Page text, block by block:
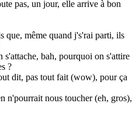
pas, un jour, elle arrive à bon
que, même quand j's'rai parti, ils
bah, pourquoi on s'attire
?
dit, pas tout fait (wow), pour ça
n'pourrait nous toucher (eh, gros),